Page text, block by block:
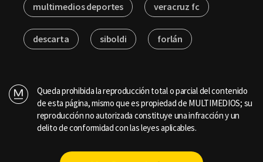
multimedios deportes veracruz fc
descarta siboldi forlán
Queda prohibida la reproducción total o parcial del contenido
de esta página, mismo que es propiedad de MULTIMEDIOS; su
reproducción no autorizada constituye una infracción y un
delito de conformidad con las leyes aplicables.